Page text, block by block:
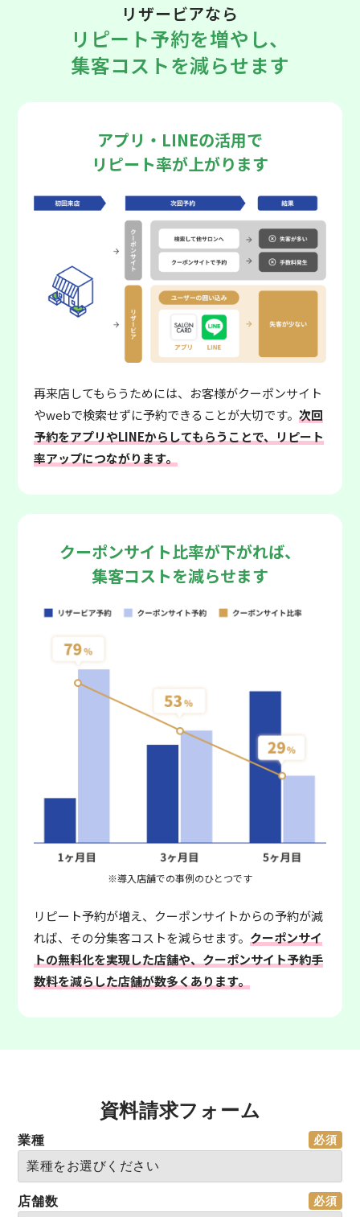
リザービアなら
リピート予約を増やし、
集客コストを減らせます
アプリ・LINEの活用で
リピート率が上がります
再来店してもらうためには、お客様がクーポンサイト
やwebで検索せずに予約できることが大切です。次回
予約をアプリやLINEからしてもらうことで、リピート
率アップにつながります。
クーポンサイト比率が下がれば、
集客コストを減らせます
※導入店舗での事例のひとつです
リピート予約が増え、クーポンサイトからの予約が減
れば、その分集客コストを減らせます。 クーポンサイ
トの無料化を実現した店舗や、クーポンサイト予約手
数料を減らした店舗が数多くあります。
資料請求フォーム
業種
店舗数